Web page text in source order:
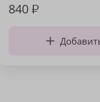
840₽